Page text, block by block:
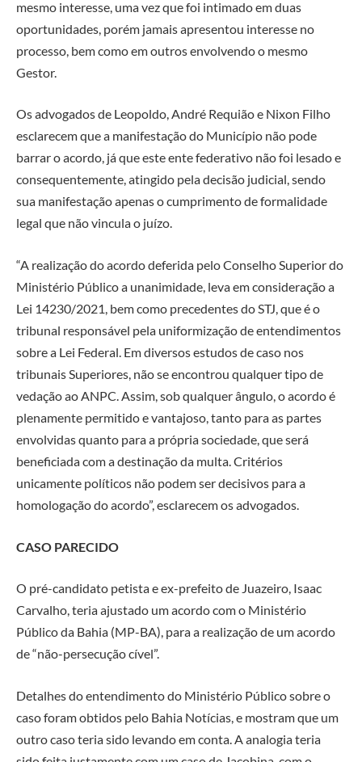
mesmo interesse, uma vez que foi intimado em duas
oportunidades, porém jamais apresentou interesse no
processo, bem como em outros envolvendo o mesmo
Gestor.
Os advogados de Leopoldo, André Requião e Nixon Filho
esclarecem que a manifestação do Município não pode
barrar o acordo, já que este ente federativo não foi lesado e
consequentemente, atingido pela decisão judicial, sendo
sua manifestação apenas o cumprimento de formalidade
legal que não vincula o juízo.
“A realização do acordo deferida pelo Conselho Superior do
Ministério Público a unanimidade, leva em consideração a
Lei 14230/2021, bem como precedentes do STJ, que é o
tribunal responsável pela uniformização de entendimentos
sobre a Lei Federal. Em diversos estudos de caso nos
tribunais Superiores, não se encontrou qualquer tipo de
vedação ao ANPC. Assim, sob qualquer ângulo, o acordo é
plenamente permitido e vantajoso, tanto para as partes
envolvidas quanto para a própria sociedade, que será
beneficiada com a destinação da multa. Critérios
unicamente políticos não podem ser decisivos para a
homologação do acordo”, esclarecem os advogados.
CASO PARECIDO
O pré-candidato petista e ex-prefeito de Juazeiro, Isaac
Carvalho, teria ajustado um acordo com o Ministério
Público da Bahia (MP-BA), para a realização de um acordo
de “não-persecução cível”.
Detalhes do entendimento do Ministério Público sobre o
caso foram obtidos pelo Bahia Notícias, e mostram que um
outro caso teria sido levando em conta. A analogia teria